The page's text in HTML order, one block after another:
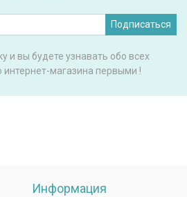
Подписаться
и вы будете узнавать обо всех
интернет-магазина первыми !
Информация